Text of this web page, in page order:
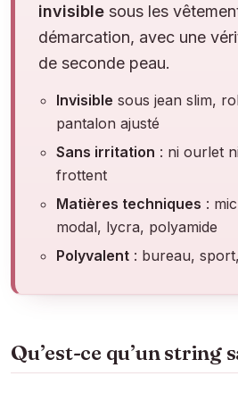
invisible sous les
démarcation, avec une
de seconde peau.
Invisible sous jean slim,
pantalon ajusté
Sans irritation : ni ourlet
frottent
Matières techniques :
modal, lycra, polyamide
Polyvalent : bureau,
Qu’est-ce qu’un string